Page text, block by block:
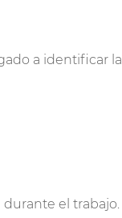
a identificar la
el trabajo.